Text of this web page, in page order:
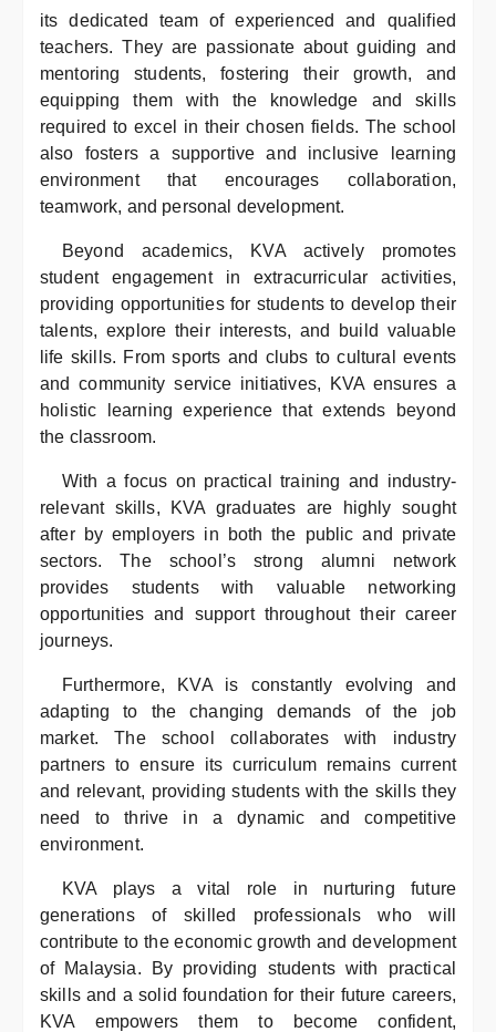
its dedicated team of experienced and qualified
teachers. They are passionate about guiding and
mentoring students, fostering their growth, and
equipping them with the knowledge and skills
required to excel in their chosen fields. The school
also fosters a supportive and inclusive learning
environment that encourages collaboration,
teamwork, and personal development.
Beyond academics, KVA actively promotes
student engagement in extracurricular activities,
providing opportunities for students to develop their
talents, explore their interests, and build valuable
life skills. From sports and clubs to cultural events
and community service initiatives, KVA ensures a
holistic learning experience that extends beyond
the classroom.
With a focus on practical training and industry-
relevant skills, KVA graduates are highly sought
after by employers in both the public and private
sectors. The school’s strong alumni network
provides students with valuable networking
opportunities and support throughout their career
journeys.
Furthermore, KVA is constantly evolving and
adapting to the changing demands of the job
market. The school collaborates with industry
partners to ensure its curriculum remains current
and relevant, providing students with the skills they
need to thrive in a dynamic and competitive
environment.
KVA plays a vital role in nurturing future
generations of skilled professionals who will
contribute to the economic growth and development
of Malaysia. By providing students with practical
skills and a solid foundation for their future careers,
KVA empowers them to become confident,